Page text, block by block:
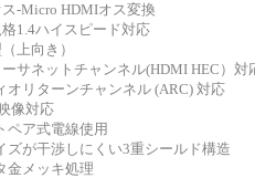
-Micro HDMIオス変換
1.4ハイスピード対応
上向き）
サネットチャンネル(HDMI HEC）対
オリターンチャンネル (ARC) 対応
像対応
ペア式電線使用
ズが干渉しにくい3重シールド構造
金メッキ処理